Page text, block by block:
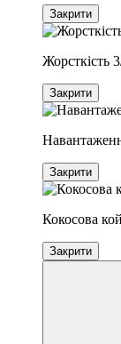
Закрити
Жорсткість
Закрити
Закрити
Кокосова
Закрити